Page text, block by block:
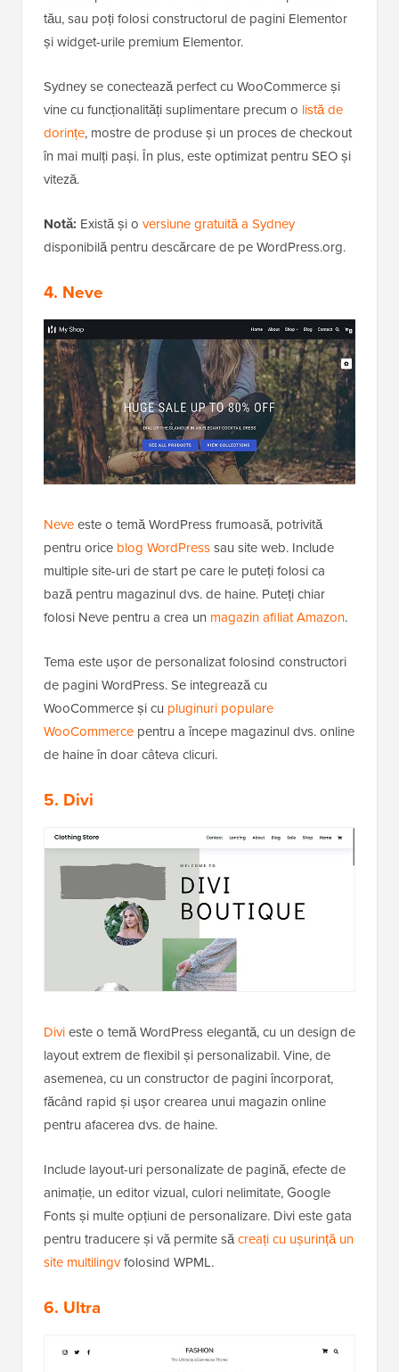
tău, sau poți folosi constructorul de pagini Elementor
și widget-urile premium Elementor.
Sydney se conectează perfect cu WooCommerce și
vine cu funcționalități suplimentare precum o listă de
dorințe, mostre de produse și un proces de checkout
în mai mulți pași. În plus, este optimizat pentru SEO și
viteză.
Notă: Există și o versiune gratuită a Sydney
disponibilă pentru descărcare de pe WordPress.org.
4. Neve
Neveeste o temă WordPress frumoasă, potrivită
pentru orice blog WordPresssau site web. Include
multiple site-uri de start pe care le puteți folosi ca
bază pentru magazinul dvs. de haine. Puteți chiar
folosi Neve pentru a crea un magazin afiliat Amazon.
Tema este ușor de personalizat folosind constructori
de pagini WordPress. Se integrează cu
WooCommerce și cu pluginuri populare
WooCommerce pentru a începe magazinul dvs. online
de haine în doar câteva clicuri.
5. Divi
Divieste o temă WordPress elegantă, cu un design de
layout extrem de flexibil și personalizabil. Vine, de
asemenea, cu un constructor de pagini încorporat,
făcând rapid și ușor crearea unui magazin online
pentru afacerea dvs. de haine.
Include layout-uri personalizate de pagină, efecte de
animație, un editor vizual, culori nelimitate, Google
Fonts și multe opțiuni de personalizare. Divi este gata
pentru traducere și vă permite săcreați cu ușurință un
site multilingvfolosind WPML.
6. Ultra